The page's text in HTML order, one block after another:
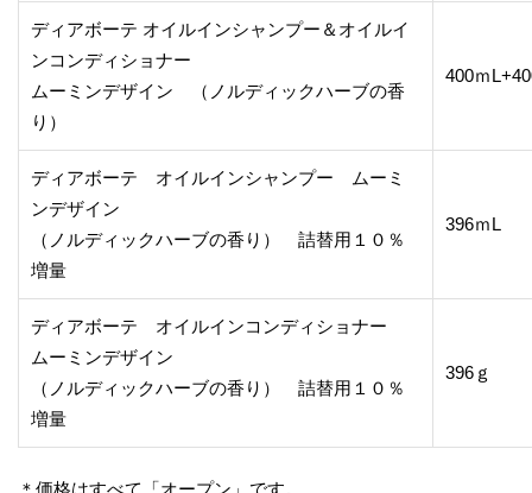
ディアボーテ オイルインシャンプー＆オイルイ
ンコンディショナー
ムーミンデザイン （ノルディックハーブの香
り）
400ｍ
ディアボーテ オイルインシャンプー ムーミ
ンデザイン
（ノルディックハーブの香り） 詰替用１０％
増量
396ｍL
ディアボーテ オイルインコンディショナー
ムーミンデザイン
（ノルディックハーブの香り） 詰替用１０％
増量
396ｇ
＊価格はすべて「オープン」です。